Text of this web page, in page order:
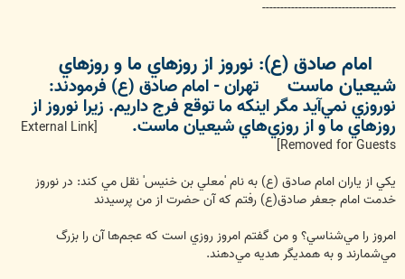
-------------------------------------
امام صادق (ع): نوروز از روزهاي ما و روزهاي
شيعيان ماست تهران - امام صادق (ع) فرمودند:
نوروزي نمي‌آيد مگر اينكه ما توقع فرج داريم. زيرا نوروز از
روزهاي ما و از روزي‌هاي شيعيان ماست.
[External Link
Removed for Guests]
یكي از ياران امام صادق (ع) به نام 'معلي بن خنيس' نقل مي كند: در نوروز
خدمت امام جعفر صادق‌(ع) رفتم كه آن حضرت از من پرسيدند
امروز را مي‌شناسي؟ و من گفتم امروز روزي است كه عجم‌ها آن را بزرگ
مي‌شمارند و به همديگر هديه مي‌دهند.